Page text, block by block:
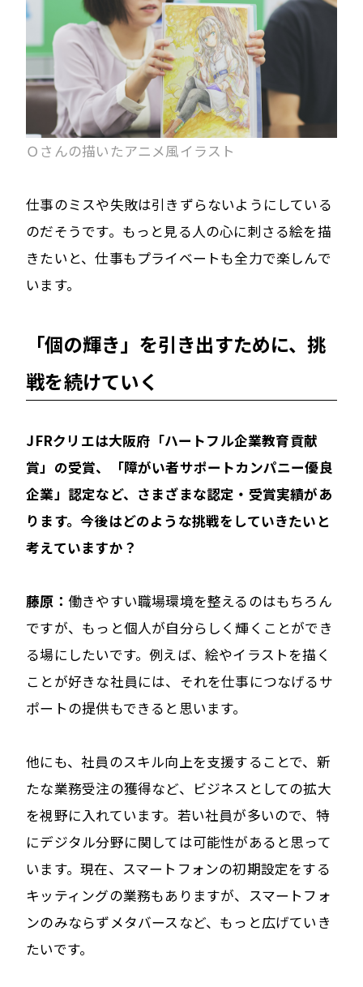
Ｏさんの描いたアニメ風イラスト
仕事のミスや失敗は引きずらないようにしている
のだそうです。もっと見る人の心に刺さる絵を描
きたいと、仕事もプライベートも全力で楽しんで
います。
「個の輝き」を引き出すために、挑
戦を続けていく
――JFRクリエは大阪府「ハートフル企業教育貢献
賞」の受賞、「障がい者サポートカンパニー優良
企業」認定など、さまざまな認定・受賞実績があ
ります。今後はどのような挑戦をしていきたいと
考えていますか？
藤原： 働きやすい職場環境を整えるのはもちろん
ですが、もっと個人が自分らしく輝くことができ
る場にしたいです。例えば、絵やイラストを描く
ことが好きな社員には、それを仕事につなげるサ
ポートの提供もできると思います。
他にも、社員のスキル向上を支援することで、新
たな業務受注の獲得など、ビジネスとしての拡大
を視野に入れています。若い社員が多いので、特
にデジタル分野に関しては可能性があると思って
います。現在、スマートフォンの初期設定をする
キッティングの業務もありますが、スマートフォ
ンのみならずメタバースなど、もっと広げていき
たいです。